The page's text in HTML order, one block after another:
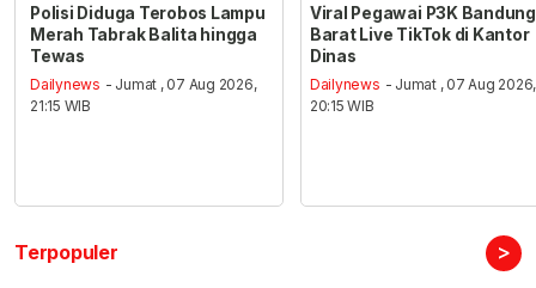
Polisi Diduga Terobos Lampu
Merah Tabrak Balita hingga
Tewas
Dailynews - Jumat , 07 Aug 2026,
21:15 WIB
Viral Pegawai P3K Bandung
Barat Live TikTok di Kantor
Dinas
Dailynews - Jumat , 07 Aug 2026,
20:15 WIB
Terpopuler >